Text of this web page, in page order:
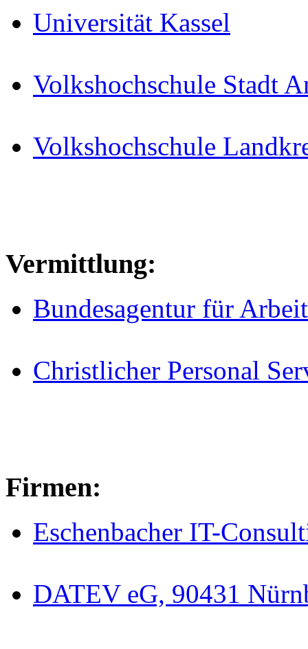
Universität Kassel
Volkshochschule Stadt
Volkshochschule
Vermittlung:
Bundesagentur für Arbeit
Christlicher Personal
Firmen:
Eschenbacher IT-
DATEV eG, 90431